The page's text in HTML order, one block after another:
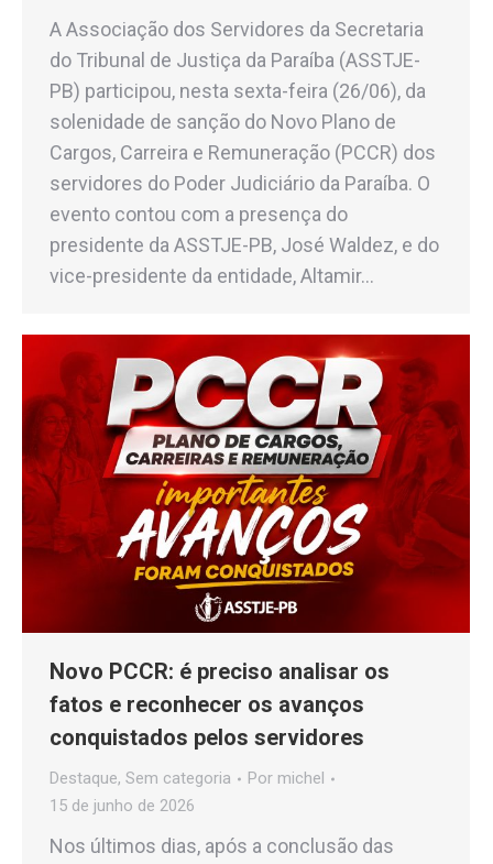
A Associação dos Servidores da Secretaria
do Tribunal de Justiça da Paraíba (ASSTJE-
PB) participou, nesta sexta-feira (26/06), da
solenidade de sanção do Novo Plano de
Cargos, Carreira e Remuneração (PCCR) dos
servidores do Poder Judiciário da Paraíba. O
evento contou com a presença do
presidente da ASSTJE-PB, José Waldez, e do
vice-presidente da entidade, Altamir…
Novo PCCR: é preciso analisar os
fatos e reconhecer os avanços
conquistados pelos servidores
Destaque, Sem categoria Por michel
15 de junho de 2026
Nos últimos dias, após a conclusão das